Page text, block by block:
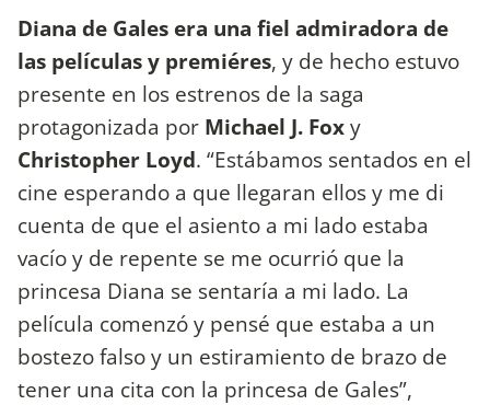
Diana de Gales era una fiel admiradora de
las películas y premiéres, y de hecho estuvo
presente en los estrenos de la saga
protagonizada por Michael J. Foxy
Christopher Loyd. “Estábamos sentados en el
cine esperando a que llegaran ellos y me di
cuenta de que el asiento a mi lado estaba
vacío y de repente se me ocurrió que la
princesa Diana se sentaría a mi lado. La
película comenzó y pensé que estaba a un
bostezo falso y un estiramiento de brazo de
tener una cita con la princesa de Gales”,